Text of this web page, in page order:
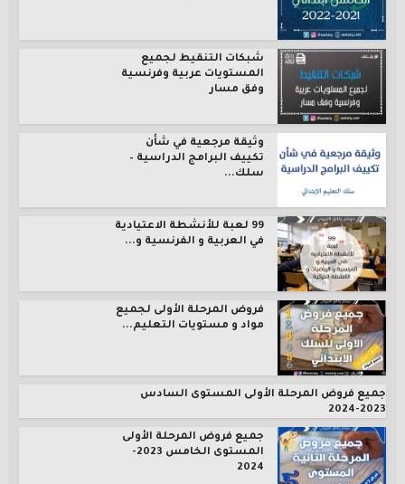
شبكات التنقيط لجميع
المستويات عربية وفرنسية
وفق مسار
وثيقة مرجعية في شأن
تكييف البرامج الدراسية –
سلك...
99 لعبة للأنشطة الاعتيادية
في العربية و الفرنسية و...
فروض المرحلة الأولى لجميع
مواد و مستويات التعليم...
جميع فروض المرحلة الأولى المستوى السادس
2023-2024
جميع فروض المرحلة الأولى
المستوى الخامس 2023-
2024